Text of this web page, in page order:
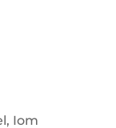
Iom